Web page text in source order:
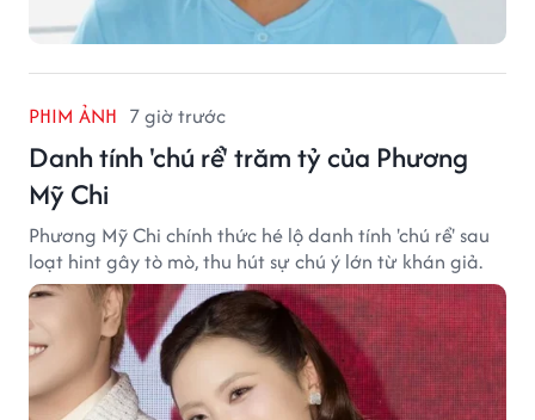
PHIM ẢNH 7 giờ trước
Danh tính 'chú rể' trăm tỷ của Phương
Mỹ Chi
Phương Mỹ Chi chính thức hé lộ danh tính 'chú rể' sau
loạt hint gây tò mò, thu hút sự chú ý lớn từ khán giả.